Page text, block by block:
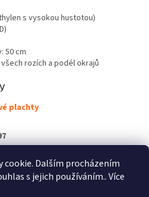
cookie. Dalším procházením
s jejich používáním.. Více
s vysokou hustotou)
50 cm
rozích a podél okrajů
plachty